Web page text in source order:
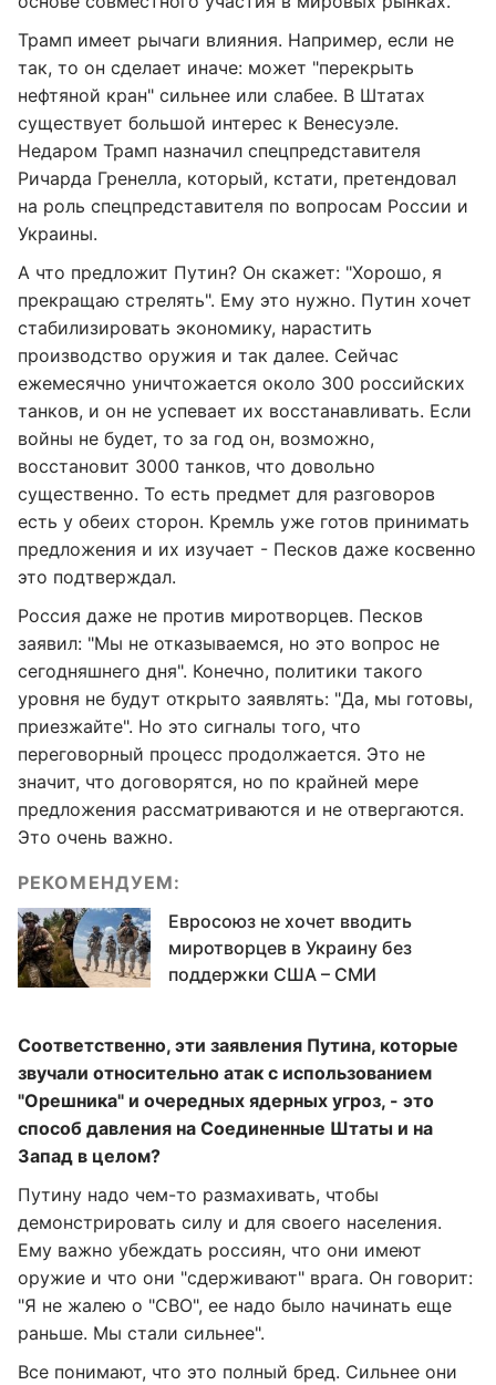
Трамп имеет рычаги влияния. Например, если не
так, то он сделает иначе: может "перекрыть
нефтяной кран" сильнее или слабее. В Штатах
существует большой интерес к Венесуэле.
Недаром Трамп назначил спецпредставителя
Ричарда Гренелла, который, кстати, претендовал
на роль спецпредставителя по вопросам России и
Украины.
А что предложит Путин? Он скажет: "Хорошо, я
прекращаю стрелять". Ему это нужно. Путин хочет
стабилизировать экономику, нарастить
производство оружия и так далее. Сейчас
ежемесячно уничтожается около 300 российских
танков, и он не успевает их восстанавливать. Если
войны не будет, то за год он, возможно,
восстановит 3000 танков, что довольно
существенно. То есть предмет для разговоров
есть у обеих сторон. Кремль уже готов принимать
предложения и их изучает - Песков даже косвенно
это подтверждал.
Россия даже не против миротворцев. Песков
заявил: "Мы не отказываемся, но это вопрос не
сегодняшнего дня". Конечно, политики такого
уровня не будут открыто заявлять: "Да, мы готовы,
приезжайте". Но это сигналы того, что
переговорный процесс продолжается. Это не
значит, что договорятся, но по крайней мере
предложения рассматриваются и не отвергаются.
Это очень важно.
РЕКОМЕНДУЕМ:
Евросоюз не хочет вводить
миротворцев в Украину без
поддержки США – СМИ
Соответственно, эти заявления Путина, которые
звучали относительно атак с использованием
"Орешника" и очередных ядерных угроз, - это
способ давления на Соединенные Штаты и на
Запад в целом?
Путину надо чем-то размахивать, чтобы
демонстрировать силу и для своего населения.
Ему важно убеждать россиян, что они имеют
оружие и что они "сдерживают" врага. Он говорит:
"Я не жалею о "СВО", ее надо было начинать еще
раньше. Мы стали сильнее".
Все понимают, что это полный бред. Сильнее они